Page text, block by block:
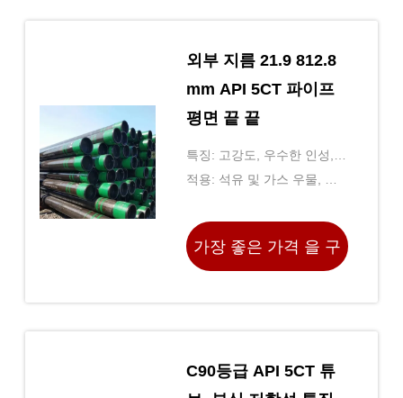
외부 지름 21.9 812.8
mm API 5CT 파이프
평면 끝 끝
특징: 고강도, 우수한 인성,
내식성
적용: 석유 및 가스 우물, 지
가장 좋은 가격 을 구
C90등급 API 5CT 튜